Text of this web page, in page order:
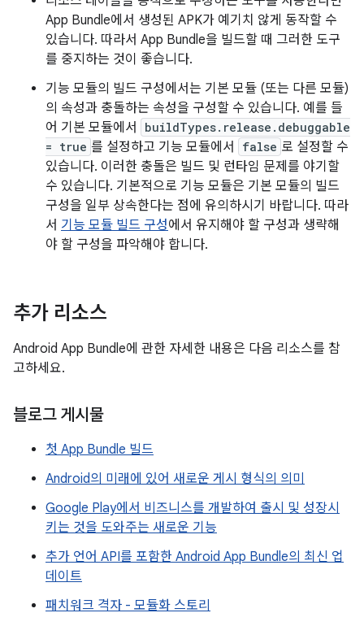
App Bundle에서 생성된 APK가 예기치 않게 동작할 수
있습니다. 따라서 App Bundle을 빌드할 때 그러한 도구
를 중지하는 것이 좋습니다.
기능 모듈의 빌드 구성에서는 기본 모듈 (또는 다른 모듈)
의 속성과 충돌하는 속성을 구성할 수 있습니다. 예를 들
어 기본 모듈에서
buildTypes.release.debuggable
= true 를 설정하고 기능 모듈에서 false 로 설정할 수
있습니다. 이러한 충돌은 빌드 및 런타임 문제를 야기할
수 있습니다. 기본적으로 기능 모듈은 기본 모듈의 빌드
구성을 일부 상속한다는 점에 유의하시기 바랍니다. 따라
서 기능 모듈 빌드 구성에서 유지해야 할 구성과 생략해
야 할 구성을 파악해야 합니다.
추가 리소스
Android App Bundle에 관한 자세한 내용은 다음 리소스를 참
고하세요.
블로그 게시물
첫 App Bundle 빌드
Android의 미래에 있어 새로운 게시 형식의 의미
Google Play에서 비즈니스를 개발하여 출시 및 성장시
키는 것을 도와주는 새로운 기능
추가 언어 API를 포함한 Android App Bundle의 최신 업
데이트
패치워크 격자 - 모듈화 스토리